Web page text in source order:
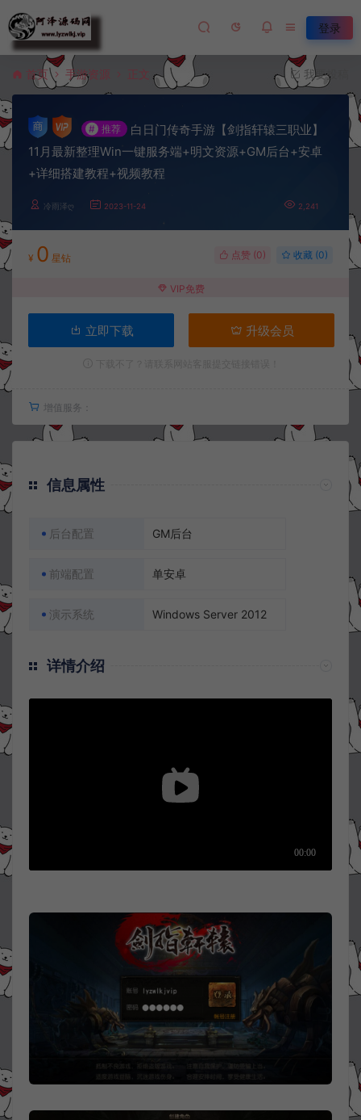
登录
首页 手游资源 正文 我要投稿
# 推荐
白日门传奇手游【剑指轩辕三职业】
11月最新整理Win一键服务端+明文资源+GM后台+安卓
+详细搭建教程+视频教程
冷雨泽ღ 2023-11-24 2,241
¥ 0 星钻 点赞 (0) 收藏 (0)
VIP免费
立即下载 升级会员
增值服务：
信息属性
后台配置 GM后台
前端配置 单安卓
演示系统 Windows Server 2012
详情介绍